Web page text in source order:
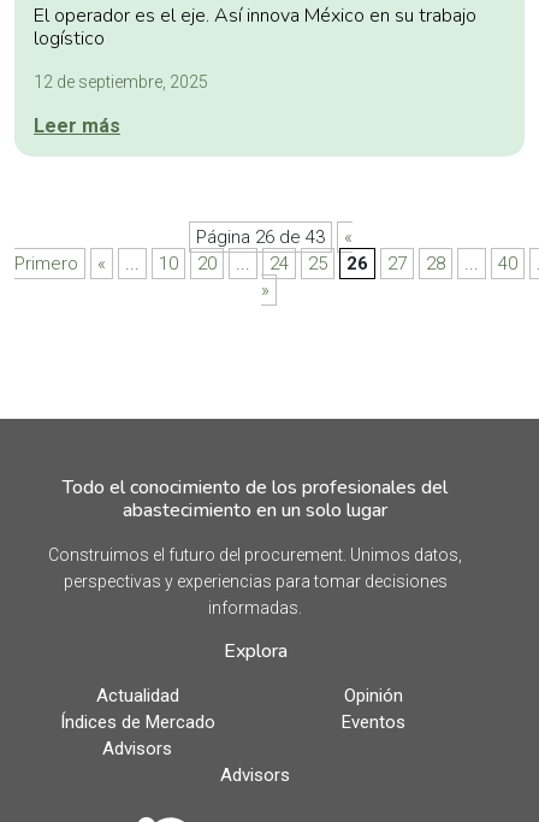
El operador es el eje. Así innova México en su trabajo
logístico
12 de septiembre, 2025
Leer más
Página 26 de 43
«
Primero
« ... 10 20 ... 24 25 26 27 28 ... 40
»
Todo el conocimiento de los profesionales del
abastecimiento en un solo lugar
Construimos el futuro del procurement. Unimos datos,
perspectivas y experiencias para tomar decisiones
informadas.
Explora
Actualidad
Opinión
Índices de Mercado
Eventos
Advisors
Advisors